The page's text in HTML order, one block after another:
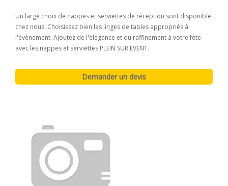
Un large choix de nappes et serviettes de réception sont disponible
chez nous. Choisissez bien les linges de tables appropriés à
l'évènement. Ajoutez de l'élégance et du raffinement à votre fête
avec les nappes et serviettes PLEIN SUR EVENT.